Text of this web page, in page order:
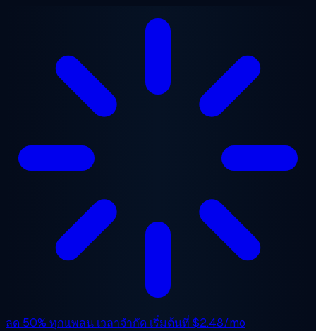
ลด 50% ทุกแพลน เวลาจำกัด เริ่มต้นที่ $2.48/mo